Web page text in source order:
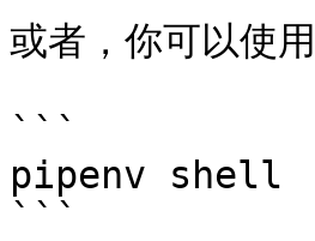
或者，你可以使用
```
pipenv shell
```